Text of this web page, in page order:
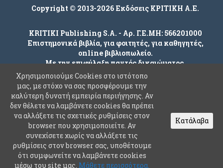
Copyright © 2013-2026 Εκδόσεις ΚΡΙΤΙΚΗ Α.Ε.
KRITIKI Publishing S.A. - Αρ. Γ.Ε.ΜΗ: 566201000
Επιστημονικά βιβλία, για φοιτητές, για καθηγητές,
online βιβλιοπωλείο.
Με την επιφύλαξη παντός δικαιώματος.
Company
Όροι χρήσης
Πολιτική Ασφαλείας Προσωπικών Δεδομένων
Συχνές Ερωτήσεις
Επικοινωνία
Χρησιμοποιούμε Cookies στο ιστότοπο
μας, με στόχο να σας προσφέρουμε την
καλύτερη δυνατή εμπειρία περιήγησης. Αν
δεν θέλετε να λαμβάνετε cookies θα πρέπει
να αλλάξετε τις σχετικές ρυθμίσεις στον
browser που χρησιμοποιείτε. Αν
συνεχίσετε χωρίς να αλλάξετε τις
ρυθμίσεις στον browser σας, υποθέτουμε
ότι συμφωνείτε να λαμβάνετε cookies
μέσω του site μας. Μάθετε περισσότερα.
Κατάλαβα